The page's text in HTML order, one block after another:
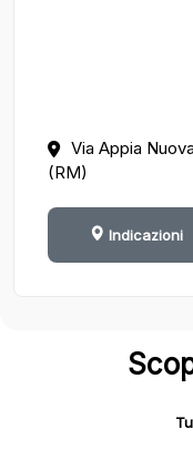
Via Appia
(RM)
Indicazioni